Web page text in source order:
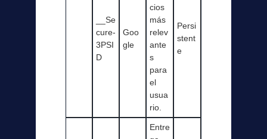
__Se
cure-
3PSI
D
Goo
gle
cios
más
relev
ante
s
para
el
usua
rio.
Persi
stent
e
Entre